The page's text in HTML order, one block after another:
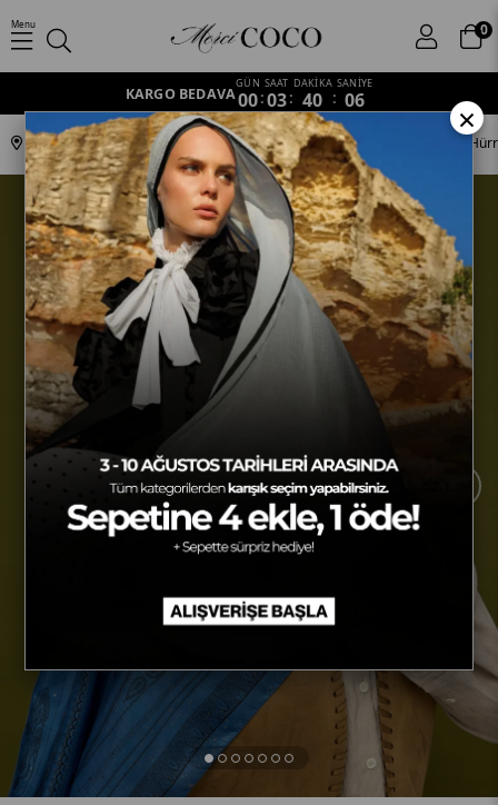
0
Menu
KARGO BEDAVA
GÜN
00:
SAAT
03:
DAKİKA
40 :
SANİYE
05
Anasayfa Koleksiyonlar Ottoman SV-HURREM-62 Mavi & Gece
×